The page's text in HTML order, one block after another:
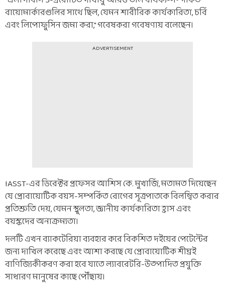
বায়োমার্কারগুলির সাথে ছিল, যেমন শারীরিক কার্যকারিতা, চর্বি
এবং লিপোফুসিন জমা করা," গবেষকরা গবেষণায় বলেছেন।
ADVERTISEMENT
IASST-এর ডিরেক্টর প্রফেসর আশিস কে. মুখার্জি, মতামত দিয়েছেন
যে প্রোবায়োটিক বয়স-সম্পর্কিত রোগের সূত্রপাতকে বিলম্বিত করার
প্রতিশ্রুতি দেয়, যেমন স্থূলতা, জ্ঞানীয় কার্যকারিতা হ্রাস এবং
বয়স্কদের অনাক্রম্যতা।
দলটি এখন ব্যাকটেরিয়া ব্যবহার করে বিকশিত দইয়ের পেটেন্টের
জন্য দাখিল করেছে এবং আশা করছে যে প্রোবায়োটিক শীঘ্রই
বাণিজ্যিকীকরণ করা হবে যাতে ল্যাবরেটরি-উত্পাদিত প্রযুক্তি
সাধারণ মানুষের কাছে পৌঁছায়।